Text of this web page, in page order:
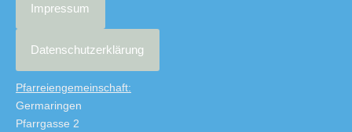
Impressum
Datenschutzerklärung
Pfarreiengemeinschaft:
Germaringen
Pfarrgasse 2